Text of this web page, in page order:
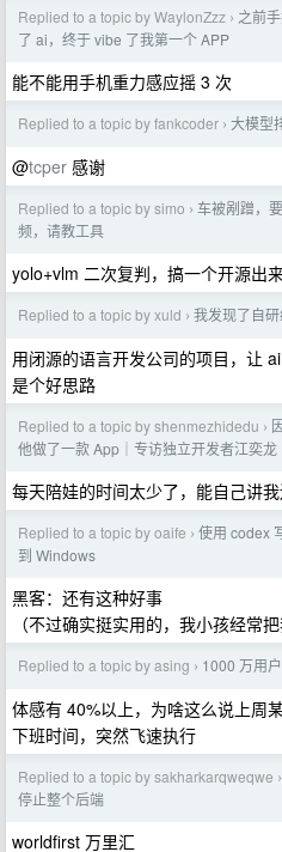
Replied to a topic by WaylonZzz › 之前
了 ai，终于 vibe 了我第一个 APP
能不能用手机重力感应摇 3 次
Replied to a topic by fankcoder › 大模型
@tcper 感谢
Replied to a topic by simo › 车被剐蹭，
频，请教工具
yolo+vlm 二次复判，搞一个开源出
Replied to a topic by xuld › 我发现了自
用闭源的语言开发公司的项目，让
是个好思路
Replied to a topic by shenmezhidedu ›
他做了一款 App｜专访独立开发者江奕龙
每天陪娃的时间太少了，能自己讲
Replied to a topic by oaife › 使用 codex
到 Windows
黑客：还有这种好事
（不过确实挺实用的，我小孩经常
Replied to a topic by asing › 1000 万用
体感有 40%以上，为啥这么说上周
下班时间，突然飞速执行
Replied to a topic by sakharkarqweqwe ›
停止整个后端
worldfirst 万里汇